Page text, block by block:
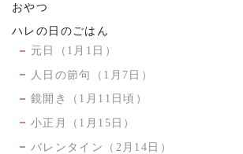
おやつ
ハレの日のごはん
元日（1月1日）
人日の節句（1月7日）
鏡開き（1月11日頃）
小正月（1月15日）
バレンタイン（2月14日）